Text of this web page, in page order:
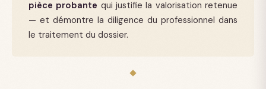
pièce probante qui justifie la valorisation retenue
— et démontre la diligence du professionnel dans
le traitement du dossier.